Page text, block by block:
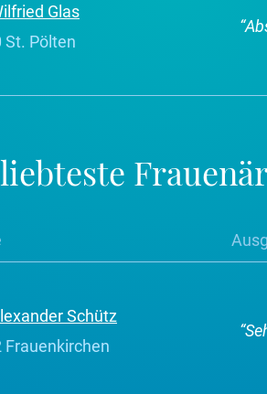
Glas
St. Pölten
“
Schütz
Frauenkirchen
“